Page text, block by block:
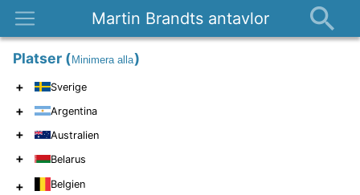
Martin Brandts antavlor
Platser
Om
Kontakt
Platser (Minimera alla)
+ Sverige
+ Argentina
+ Australien
+ Belarus
+ Belgien